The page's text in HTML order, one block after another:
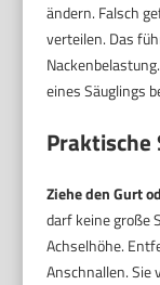
ändern. Falsch
verteilen. Das
eines Säuglings
Praktische
Ziehe den Gurt
darf keine große
Achselhöhe.
Anschnallen. Sie